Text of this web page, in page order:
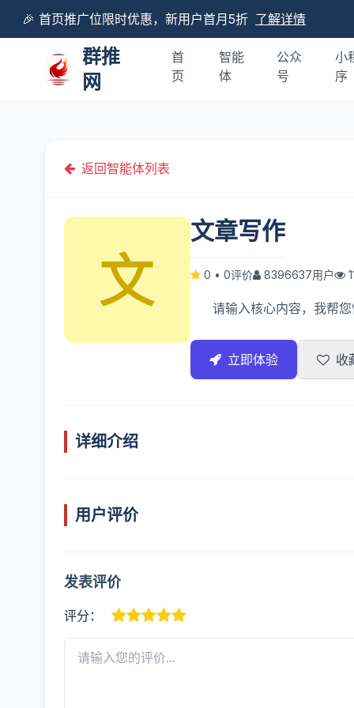
🎉 首页推广位限时优惠，新用户首月5折 了解详情
群推
网
首
页
智能
体
公众
号
小
序
返回智能体列表
文章写作
0 • 0评价 8396637用户
请输入核心内容，我帮
立即体验 收
详细介绍
用户评价
发表评价
评分：